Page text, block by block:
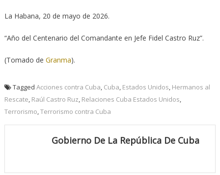
La Habana, 20 de mayo de 2026.
“Año del Centenario del Comandante en Jefe Fidel Castro Ruz”.
(Tomado de Granma).
Tagged Acciones contra Cuba Cuba Estados Unidos Hermanos al
Rescate Raúl Castro Ruz Relaciones Cuba Estados Unidos
Terrorismo Terrorismo contra Cuba
Gobierno De La República De Cuba